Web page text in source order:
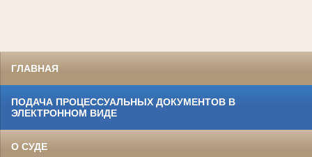
ГЛАВНАЯ
ПОДАЧА ПРОЦЕССУАЛЬНЫХ ДОКУМЕНТОВ В
ЭЛЕКТРОННОМ ВИДЕ
О СУДЕ